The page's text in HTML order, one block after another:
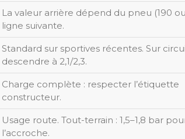
La valeur arrière dépend du pneu (190 ou
ligne suivante.
Standard sur sportives récentes. Sur
descendre à 2,1/2,3.
Charge complète : respecter l’étiquette
constructeur.
Usage route. Tout-terrain : 1,5–1,8 bar
l’accroche.